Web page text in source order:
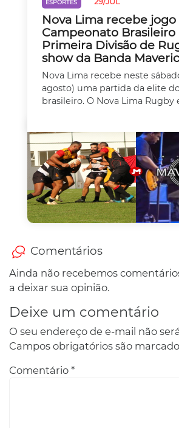
ESPORTES
Nova Lima recebe jogo
Campeonato Brasileiro
Primeira Divisão de
show da Banda
Nova Lima recebe neste
agosto) uma partida da elite
brasileiro. O Nova Lima Rugby
Comentários
Ainda não recebemos
a deixar sua opinião.
Deixe um comentário
O seu endereço de e-mail não
Campos obrigatórios são
Comentário *